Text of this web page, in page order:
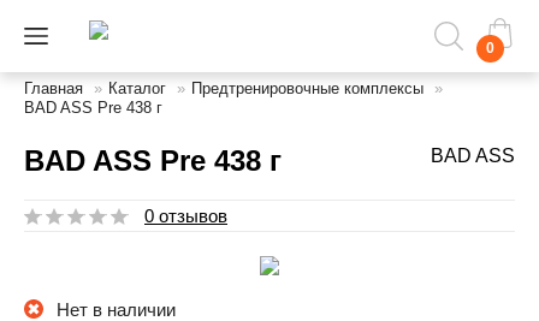
0
Главная » Каталог » Предтренировочные комплексы
»
BAD ASS Pre 438 г
BAD ASS Pre 438 г BAD ASS
0 отзывов
Нет в наличии